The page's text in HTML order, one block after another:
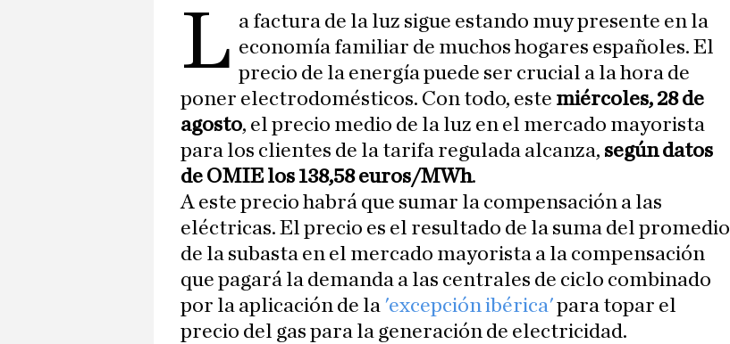
L a factura de la luz sigue estando muy presente en la
economía familiar de muchos hogares españoles. El
precio de la energía puede ser crucial a la hora de
poner electrodomésticos. Con todo, este miércoles, 28de
agosto, el precio medio de la luz en el mercado mayorista
para los clientes de la tarifa regulada alcanza, según datos
de OMIE los 138,58 euros/MWh.
A este precio habrá que sumar la compensación a las
eléctricas. El precio es el resultado de la suma del promedio
de la subasta en el mercado mayorista a la compensación
que pagará la demanda a las centrales de ciclo combinado
por la aplicación de la 'excepción ibérica'para topar el
precio del gas para la generación de electricidad.